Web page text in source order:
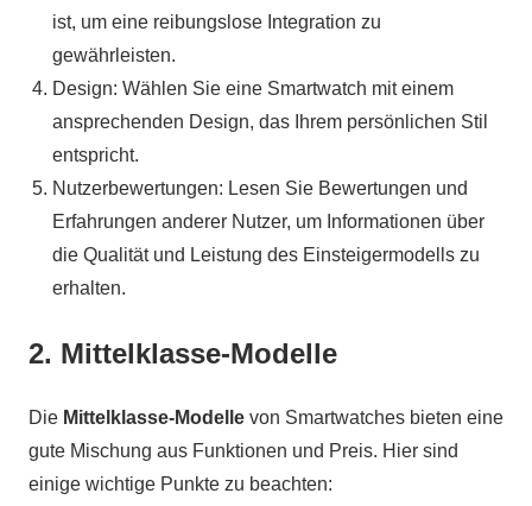
ist, um eine reibungslose Integration zu
gewährleisten.
Design: Wählen Sie eine Smartwatch mit einem
ansprechenden Design, das Ihrem persönlichen Stil
entspricht.
Nutzerbewertungen: Lesen Sie Bewertungen und
Erfahrungen anderer Nutzer, um Informationen über
die Qualität und Leistung des Einsteigermodells zu
erhalten.
2. Mittelklasse-Modelle
Die Mittelklasse-Modelle von Smartwatches bieten eine
gute Mischung aus Funktionen und Preis. Hier sind
einige wichtige Punkte zu beachten: